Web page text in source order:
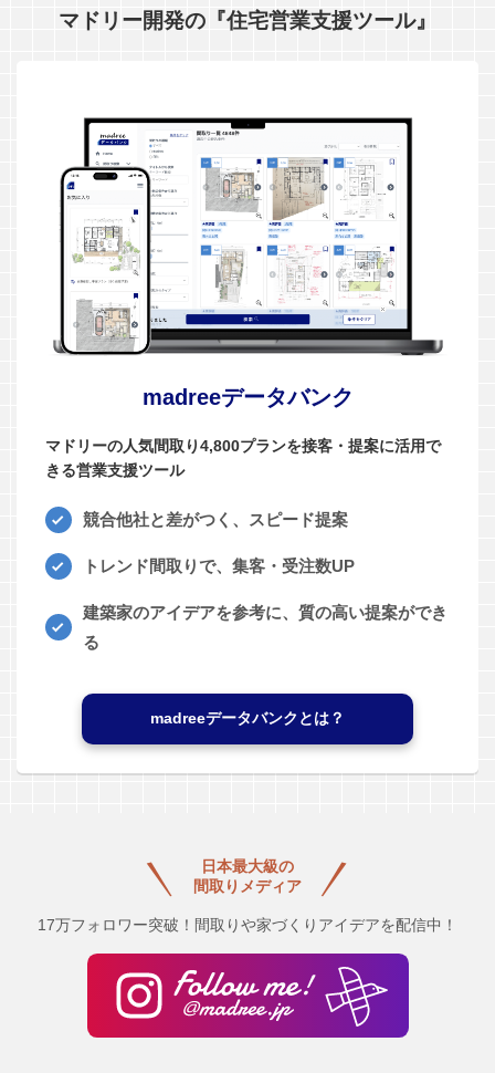
マドリー開発の『住宅営業支援ツール』
madreeデータバンク
マドリーの人気間取り4,800プランを接客・提案に活用で
きる営業支援ツール
競合他社と差がつく、スピード提案
トレンド間取りで、集客・受注数UP
建築家のアイデアを参考に、質の高い提案ができ
る
madreeデータバンクとは？
日本最大級の
間取りメディア
17万フォロワー突破！間取りや家づくりアイデアを配信中！